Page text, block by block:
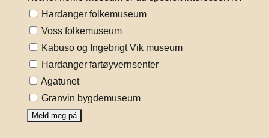
Hardanger folkemuseum
Voss folkemuseum
Kabuso og Ingebrigt Vik museum
Hardanger fartøyvernsenter
Agatunet
Granvin bygdemuseum